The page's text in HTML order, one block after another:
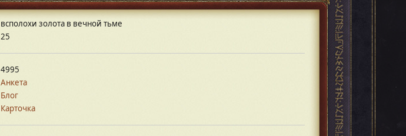
всполохи золота в вечной тьме
25
4995
Анкета
Блог
Карточка